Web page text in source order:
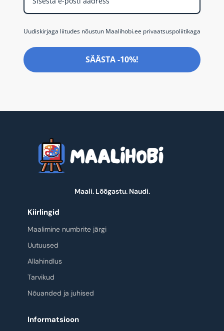
Uudiskirjaga liitudes nõustun Maalihobi.ee privaatsuspoliitikaga
SÄÄSTA -10%!
Maali. Lõõgastu. Naudi.
Kiirlingid
Maalimine numbrite järgi
Uutuused
Allahindlus
Tarvikud
Nõuanded ja juhised
Informatsioon